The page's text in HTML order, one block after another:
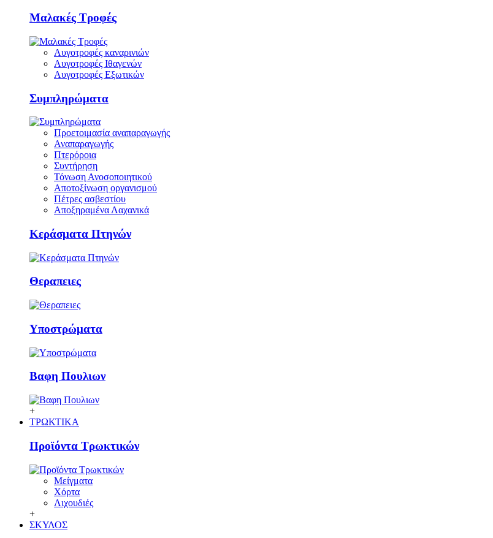
Μαλακές Τροφές
Αυγοτροφές καναρινιών
Αυγοτροφές Ιθαγενών
Αυγοτροφές Εξωτικών
Συμπληρώματα
Προετοιμασία αναπαραγωγής
Αναπαραγωγής
Πτερόροια
Συντήρηση
Τόνωση Ανοσοποιητικού
Αποτοξίνωση οργανισμού
Πέτρες ασβεστίου
Αποξηραμένα Λαχανικά
Κεράσματα Πτηνών
Θεραπειες
Υποστρώματα
Βαφη Πουλιων
+
ΤΡΩΚΤΙΚΑ
Προϊόντα Τρωκτικών
Μείγματα
Χόρτα
Λιχουδιές
+
ΣΚΥΛΟΣ